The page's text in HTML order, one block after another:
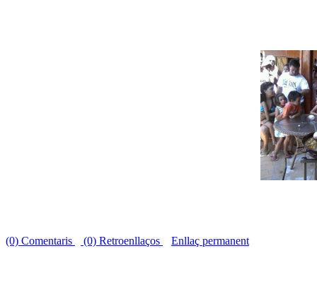
(0) Comentaris (0) Retroenllaços Enllaç permanent